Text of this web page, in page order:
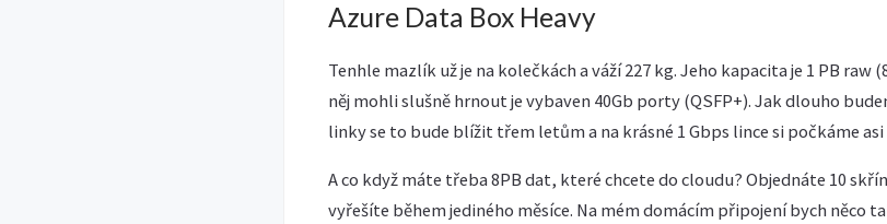
Azure Data Box Heavy
Tenhle mazlík už je na kolečkách a váží 227 kg. Jeho kapacita je 1 PB raw
něj mohli slušně hrnout je vybaven 40Gb porty (QSFP+). Jak dlouho
linky se to bude blížit třem letům a na krásné 1 Gbps lince si počkáme asi
A co když máte třeba 8PB dat, které chcete do cloudu? Objednáte 10
vyřešíte během jediného měsíce. Na mém domácím připojení bych něco